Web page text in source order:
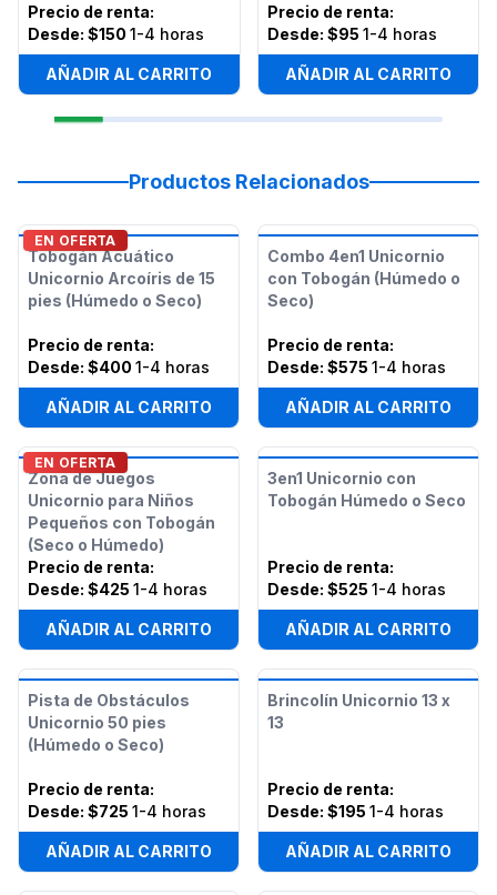
Precio de renta:
Desde: $150 1-4 horas
AÑADIR AL CARRITO
Precio de renta:
Desde: $95 1-4 horas
AÑADIR AL CARRITO
Productos Relacionados
EN OFERTA
Tobogán Acuático
Unicornio Arcoíris de 15
pies (Húmedo o Seco)
Precio de renta:
Desde: $400 1-4 horas
AÑADIR AL CARRITO
Combo 4en1 Unicornio
con Tobogán (Húmedo o
Seco)
Precio de renta:
Desde: $575 1-4 horas
AÑADIR AL CARRITO
EN OFERTA
Zona de Juegos
Unicornio para Niños
Pequeños con Tobogán
(Seco o Húmedo)
Precio de renta:
Desde: $425 1-4 horas
AÑADIR AL CARRITO
3en1 Unicornio con
Tobogán Húmedo o Seco
Precio de renta:
Desde: $525 1-4 horas
AÑADIR AL CARRITO
Pista de Obstáculos
Unicornio 50 pies
(Húmedo o Seco)
Precio de renta:
Desde: $725 1-4 horas
AÑADIR AL CARRITO
Brincolín Unicornio 13 x
13
Precio de renta:
Desde: $195 1-4 horas
AÑADIR AL CARRITO